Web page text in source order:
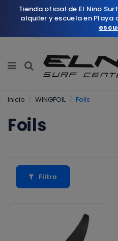
Inicio WINGFOIL Foils
Foils
Filtro
Tienda oficial de El Nino
alquiler y escuela en Playa